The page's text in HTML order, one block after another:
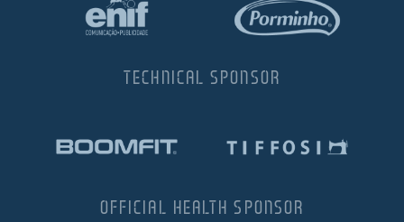
TECHNICAL SPONSOR
OFFICIAL HEALTH SPONSOR